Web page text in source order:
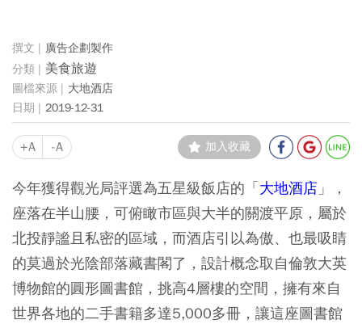
廣告企劃製作
美食旅遊
大地酒店
2019-12-31
+A -A 加入收藏
今年獲得觀光局評選為五星級飯店的「大地酒店 」，
座落在半山腰，可俯瞰市區與大半的關渡平原，屬於
北投靜謐且私密的區域，而酒店引以為傲、也最吸睛
的莫過於光陰部落藏書閣了，設計概念取自倫敦大英
博物館的圓形圖書館，挑高4層樓的空間，擁有來自
世界各地的二手書籍多達5,000多冊，讓這座圖書館